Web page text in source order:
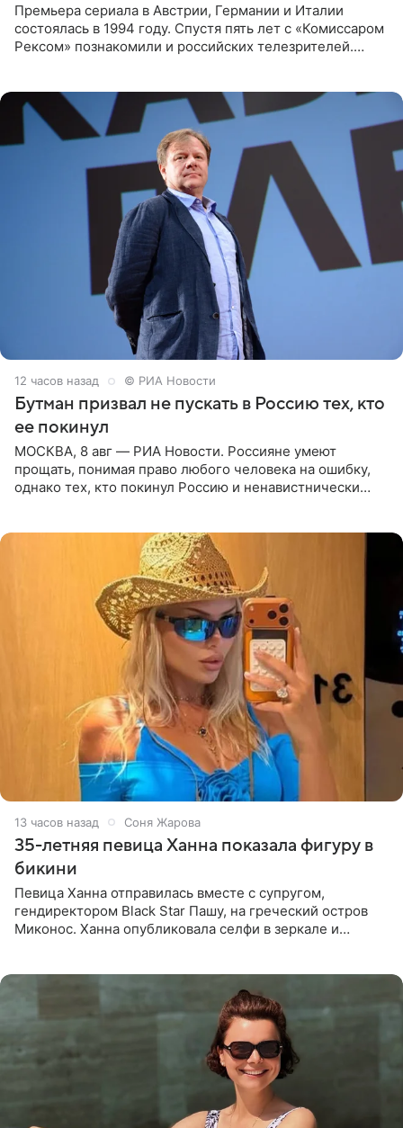
Премьера сериала в Австрии, Германии и Италии
состоялась в 1994 году. Спустя пять лет с «Комиссаром
Рексом» познакомили и российских телезрителей.
12 часов назад © РИА Новости
Бутман призвал не пускать в Россию тех, кто
ее покинул
МОСКВА, 8 авг — РИА Новости. Россияне умеют
прощать, понимая право любого человека на ошибку,
однако тех, кто покинул Россию и ненавистнически
13 часов назад Соня Жарова
35-летняя певица Ханна показала фигуру в
бикини
Певица Ханна отправилась вместе с супругом,
гендиректором Black Star Пашу, на греческий остров
Миконос. Ханна опубликовала селфи в зеркале и